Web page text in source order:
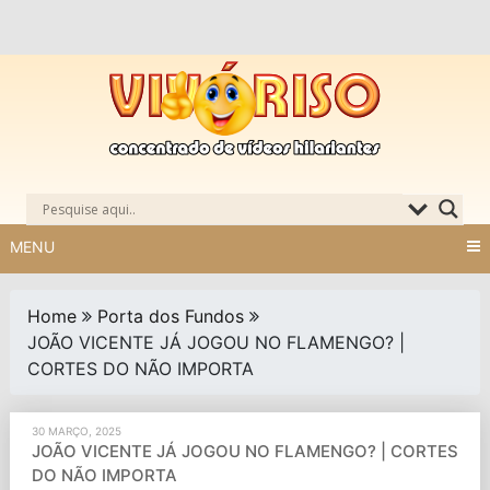
MENU
Home
Porta dos Fundos
JOÃO VICENTE JÁ JOGOU NO FLAMENGO? |
CORTES DO NÃO IMPORTA
30 MARÇO, 2025
JOÃO VICENTE JÁ JOGOU NO FLAMENGO? | CORTES
DO NÃO IMPORTA